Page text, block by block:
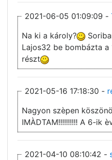
2021-06-05 01:09:09 -
Na ki a károly?
Lajos32 be bombázta a
részt
2021-05-16 17:18:30 -
Nagyon szèpen
IMÀDTAM!!!!!!!!!! A 6-ik
2021-04-10 08:10:42 -